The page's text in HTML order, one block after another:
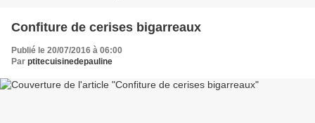
Confiture de cerises bigarreaux
Publié le 20/07/2016 à 06:00
Par ptitecuisinedepauline